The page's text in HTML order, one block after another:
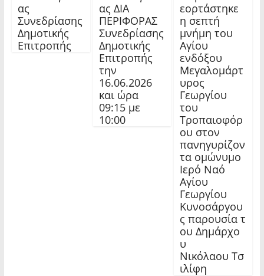
ας
Συνεδρίασης
Δημοτικής
Επιτροπής
ας ΔΙΑ
ΠΕΡΙΦΟΡΑΣ
Συνεδρίασης
Δημοτικής
Επιτροπής
την
16.06.2026
και ώρα
09:15 με
10:00
εορτάστηκε
η σεπτή
μνήμη του
Αγίου
ενδόξου
Μεγαλομάρτ
υρος
Γεωργίου
του
Τροπαιοφόρ
ου στον
πανηγυρίζον
τα ομώνυμο
Ιερό Ναό
Αγίου
Γεωργίου
Κυνοσάργου
ς παρουσία τ
ου Δημάρχο
υ
Νικόλαου Τσ
ιλίφη